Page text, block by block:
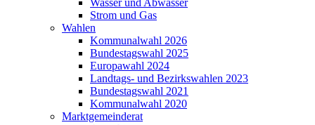
Wasser und Abwasser
Strom und Gas
Wahlen
Kommunalwahl 2026
Bundestagswahl 2025
Europawahl 2024
Landtags- und Bezirkswahlen 2023
Bundestagswahl 2021
Kommunalwahl 2020
Marktgemeinderat